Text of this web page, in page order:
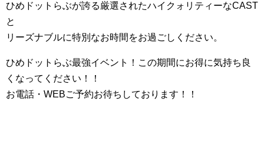
ひめドットらぶが誇る厳選されたハイクォリティーなCAST
と
リーズナブルに特別なお時間をお過ごしください。
ひめドットらぶ最強イベント！この期間にお得に気持ち良
くなってください！！
お電話・WEBご予約お待ちしております！！